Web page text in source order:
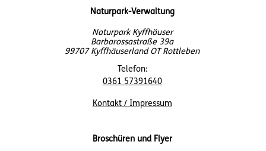
Naturpark-Verwaltung
Naturpark Kyffhäuser
Barbarossastraße 39a
99707 Kyffhäuserland OT Rottleben
Telefon:
0361 57391640
Kontakt / Impressum
Broschüren und Flyer